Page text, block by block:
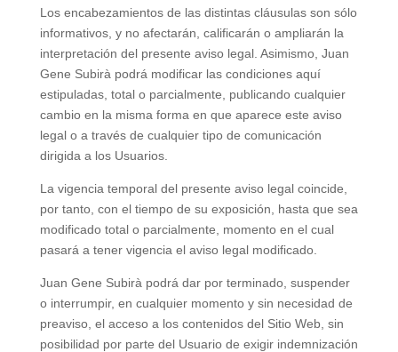
Los encabezamientos de las distintas cláusulas son sólo
informativos, y no afectarán, calificarán o ampliarán la
interpretación del presente aviso legal. Asimismo, Juan
Gene Subirà podrá modificar las condiciones aquí
estipuladas, total o parcialmente, publicando cualquier
cambio en la misma forma en que aparece este aviso
legal o a través de cualquier tipo de comunicación
dirigida a los Usuarios.
La vigencia temporal del presente aviso legal coincide,
por tanto, con el tiempo de su exposición, hasta que sea
modificado total o parcialmente, momento en el cual
pasará a tener vigencia el aviso legal modificado.
Juan Gene Subirà podrá dar por terminado, suspender
o interrumpir, en cualquier momento y sin necesidad de
preaviso, el acceso a los contenidos del Sitio Web, sin
posibilidad por parte del Usuario de exigir indemnización